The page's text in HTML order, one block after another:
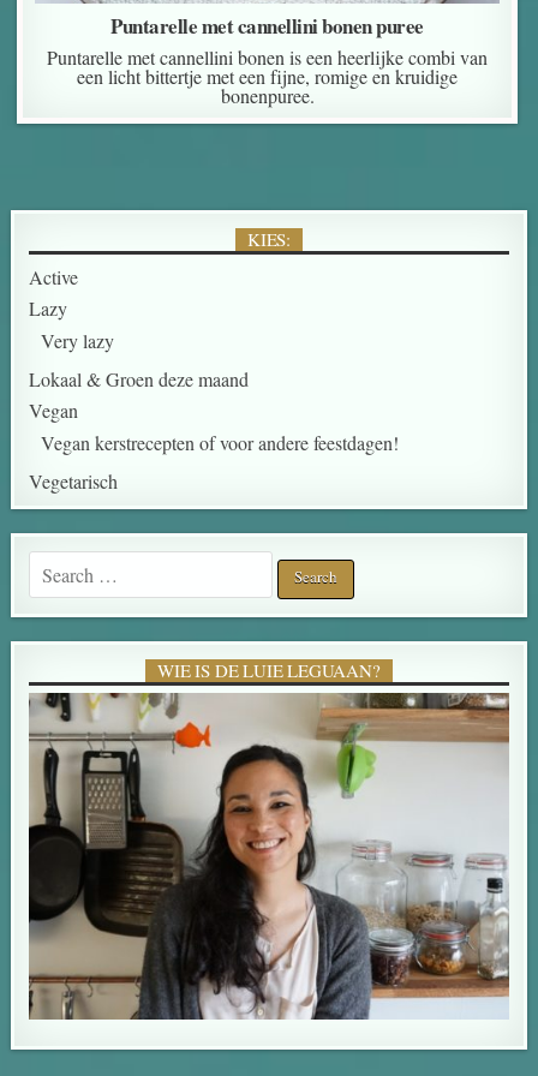
Puntarelle met cannellini bonen puree
Puntarelle met cannellini bonen is een heerlijke combi van
een licht bittertje met een fijne, romige en kruidige
bonenpuree.
KIES:
Active
Lazy
Very lazy
Lokaal & Groen deze maand
Vegan
Vegan kerstrecepten of voor andere feestdagen!
Vegetarisch
Search for:
WIE IS DE LUIE LEGUAAN?